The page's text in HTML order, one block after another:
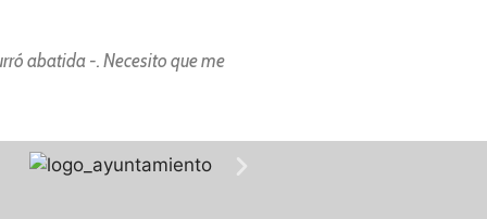
abatida -. Necesito que me